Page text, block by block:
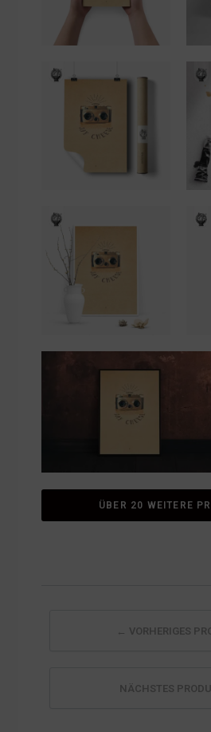
ÜBER 20 WEITERE
← VORHERIGES
NÄCHSTES